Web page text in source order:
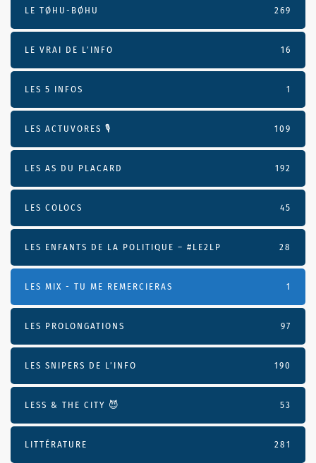
LE TØHU-BØHU 269
LE VRAI DE L’INFO 16
LES 5 INFOS 1
LES ACTUVORES 🎙 109
LES AS DU PLACARD 192
LES COLOCS 45
LES ENFANTS DE LA POLITIQUE – #LE2LP 28
LES MIX - TU ME REMERCIERAS 1
LES PROLONGATIONS 97
LES SNIPERS DE L’INFO 190
LESS & THE CITY 😈 53
LITTÉRATURE 281